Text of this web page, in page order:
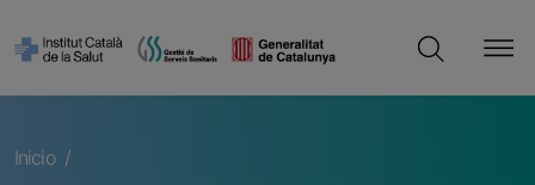
Cerca
Ruta de navegación
Inicio